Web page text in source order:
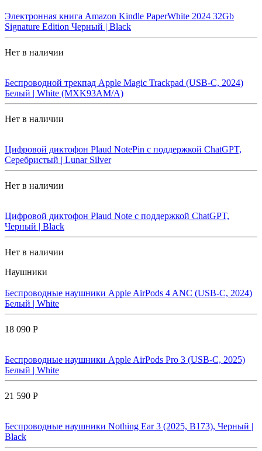
Электронная книга Amazon Kindle PaperWhite 2024 32Gb
Signature Edition Черный | Black
Нет в наличии
Беспроводной трекпад Apple Magic Trackpad (USB-C, 2024)
Белый | White (MXK93AM/A)
Нет в наличии
Цифровой диктофон Plaud NotePin с поддержкой ChatGPT,
Серебристый | Lunar Silver
Нет в наличии
Цифровой диктофон Plaud Note с поддержкой ChatGPT,
Черный | Black
Нет в наличии
Наушники
Беспроводные наушники Apple AirPods 4 ANC (USB-C, 2024)
Белый | White
18 090 Р
Беспроводные наушники Apple AirPods Pro 3 (USB-C, 2025)
Белый | White
21 590 Р
Беспроводные наушники Nothing Ear 3 (2025, B173), Черный |
Black